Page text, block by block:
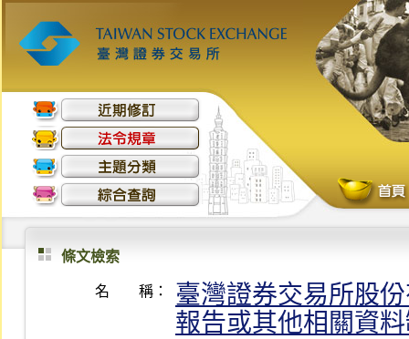
條文檢索
名 稱：
臺灣證券交易所股
報告或其他相關資